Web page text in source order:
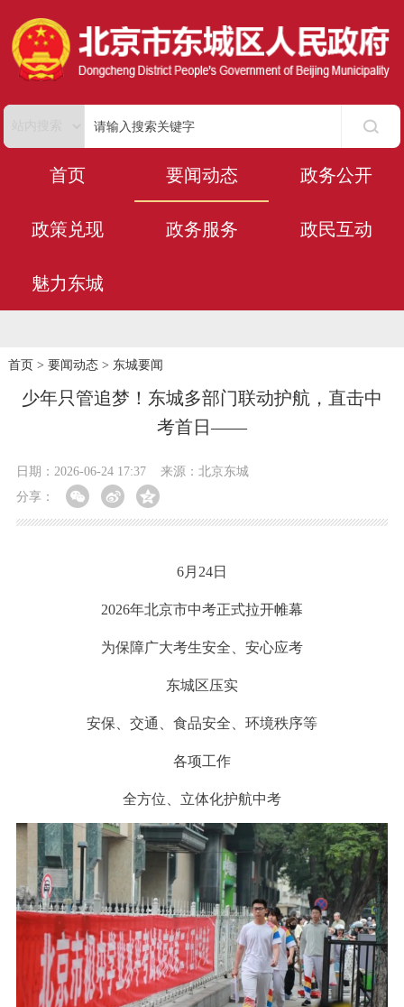
首页 要闻动态 政务公开
政策兑现 政务服务 政民互动
魅力东城
首页 > 要闻动态> 东城要闻
少年只管追梦！东城多部门联动护航，直击中
考首日——
日期：2026-06-24 17:37
来源：北京东城
分享：
6月24日
2026年北京市中考正式拉开帷幕
为保障广大考生安全、安心应考
东城区压实
安保、交通、食品安全、环境秩序等
各项工作
全方位、立体化护航中考